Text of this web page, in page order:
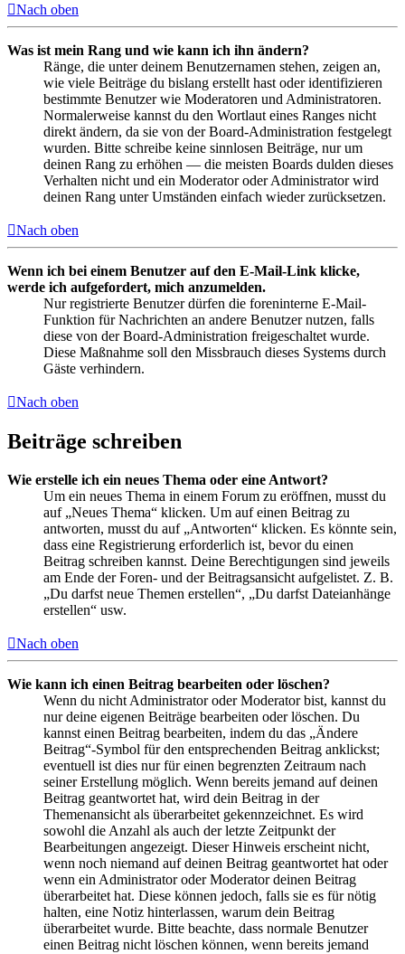
Nach oben
Was ist mein Rang und wie kann ich ihn ändern?
Ränge, die unter deinem Benutzernamen stehen, zeigen an,
wie viele Beiträge du bislang erstellt hast oder identifizieren
bestimmte Benutzer wie Moderatoren und Administratoren.
Normalerweise kannst du den Wortlaut eines Ranges nicht
direkt ändern, da sie von der Board-Administration festgelegt
wurden. Bitte schreibe keine sinnlosen Beiträge, nur um
deinen Rang zu erhöhen — die meisten Boards dulden dieses
Verhalten nicht und ein Moderator oder Administrator wird
deinen Rang unter Umständen einfach wieder zurücksetzen.
Nach oben
Wenn ich bei einem Benutzer auf den E-Mail-Link klicke,
werde ich aufgefordert, mich anzumelden.
Nur registrierte Benutzer dürfen die foreninterne E-Mail-
Funktion für Nachrichten an andere Benutzer nutzen, falls
diese von der Board-Administration freigeschaltet wurde.
Diese Maßnahme soll den Missbrauch dieses Systems durch
Gäste verhindern.
Nach oben
Beiträge schreiben
Wie erstelle ich ein neues Thema oder eine Antwort?
Um ein neues Thema in einem Forum zu eröffnen, musst du
auf „Neues Thema“ klicken. Um auf einen Beitrag zu
antworten, musst du auf „Antworten“ klicken. Es könnte sein,
dass eine Registrierung erforderlich ist, bevor du einen
Beitrag schreiben kannst. Deine Berechtigungen sind jeweils
am Ende der Foren- und der Beitragsansicht aufgelistet. Z. B.
„Du darfst neue Themen erstellen“, „Du darfst Dateianhänge
erstellen“ usw.
Nach oben
Wie kann ich einen Beitrag bearbeiten oder löschen?
Wenn du nicht Administrator oder Moderator bist, kannst du
nur deine eigenen Beiträge bearbeiten oder löschen. Du
kannst einen Beitrag bearbeiten, indem du das „Ändere
Beitrag“-Symbol für den entsprechenden Beitrag anklickst;
eventuell ist dies nur für einen begrenzten Zeitraum nach
seiner Erstellung möglich. Wenn bereits jemand auf deinen
Beitrag geantwortet hat, wird dein Beitrag in der
Themenansicht als überarbeitet gekennzeichnet. Es wird
sowohl die Anzahl als auch der letzte Zeitpunkt der
Bearbeitungen angezeigt. Dieser Hinweis erscheint nicht,
wenn noch niemand auf deinen Beitrag geantwortet hat oder
wenn ein Administrator oder Moderator deinen Beitrag
überarbeitet hat. Diese können jedoch, falls sie es für nötig
halten, eine Notiz hinterlassen, warum dein Beitrag
überarbeitet wurde. Bitte beachte, dass normale Benutzer
einen Beitrag nicht löschen können, wenn bereits jemand